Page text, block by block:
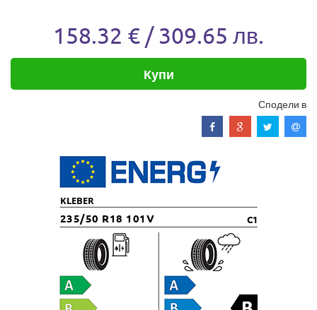
158.32 € / 309.65 лв.
Купи
Сподели в
KLEBER
235/50 R18 101V C1